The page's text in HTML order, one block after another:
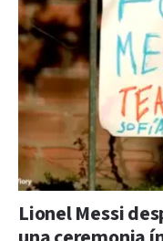
Lionel Messi